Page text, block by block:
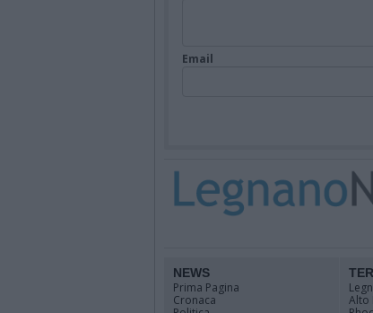
Email
NEWS
Prima Pagina
Cronaca
Alto